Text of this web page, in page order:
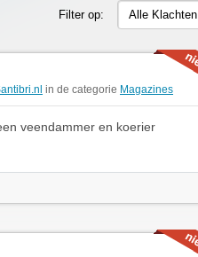
Filter op: Alle Klachten
in de categorie Magazines
veendammer en koerier